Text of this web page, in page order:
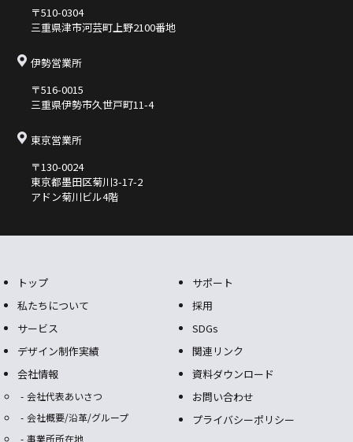
〒510-0304
三重県津市河芸町上野2100番地
伊勢営業所
〒516-0015
三重県伊勢市久世⼾町11-4
東京営業所
〒130-0024
東京都墨⽥区菊川3-17-2
アドン菊川ビル4階
トップ
私たちについて
サービス
デザイン制作実績
会社情報
会社代表あいさつ
会社概要/沿革/グループ
事業所所在地
サポート
採用
SDGs
関連リンク
資料ダウンロード
お問い合わせ
プライバシーポリシー